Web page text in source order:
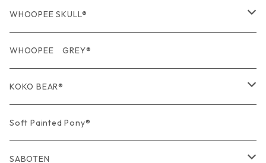
USA Fabric series数量限定
期間限定商品
WHOOPEE SKULL®
USA Fabric series数量限定
期間限定商品
WHOOPEE GREY®
KOKO BEAR®
USA Fabric series数量限定
Soft Painted Pony®
SABOTEN